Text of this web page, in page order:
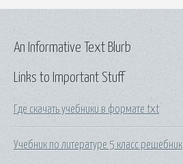
Links to Important Stuff
Где скачать учебники в формате txt
Учебник по литературе 5 класс решебник
An Informative Text Blurb